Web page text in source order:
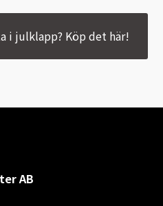
i julklapp? Köp det här!
AB
mm